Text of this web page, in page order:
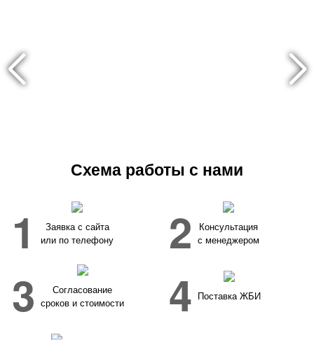
Схема работы с нами
1
Заявка с сайта
или по телефону
2
Консультация
с менеджером
3
Согласование
сроков и стоимости
4 Поставка ЖБИ